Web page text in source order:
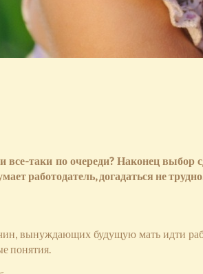
все-таки по очереди? Наконец
работодатель, догадаться не
вынуждающих будущую мать идти
понятия.